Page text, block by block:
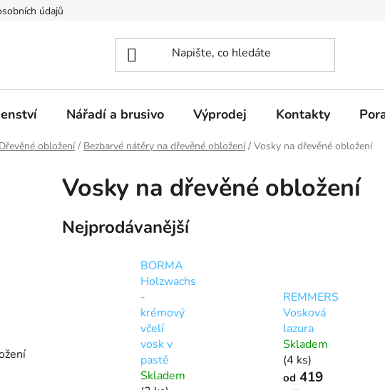
údajů
Nářadí a brusivo Výprodej Kontakty
Dřevěné obložení / Bezbarvé nátěry na dřevěné obložení / Vosky na dřevěné obložení
Vosky na dřevěné obložení
Nejprodávanější
BORMA
Holzwachs
-
krémový
včelí
vosk v
pastě
Skladem
REMMERS
Vosková
lazura
Skladem
(4 ks)
od419